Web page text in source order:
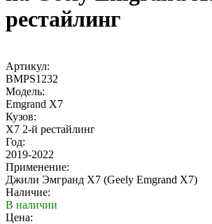
рестайлинг
Артикул:
BMPS1232
Модель:
Emgrand X7
Кузов:
X7 2-й рестайлинг
Год:
2019-2022
Применение:
Джили Эмгранд Х7 (Geely Emgrand X7)
Наличие:
В наличии
Цена: